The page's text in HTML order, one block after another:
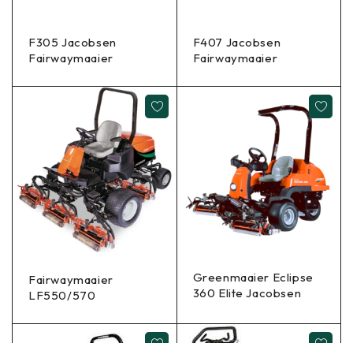
F305 Jacobsen
Fairwaymaaier
F407 Jacobsen
Fairwaymaaier
Fairwaymaaier
LF550/570
Greenmaaier Eclipse
360 Elite Jacobsen